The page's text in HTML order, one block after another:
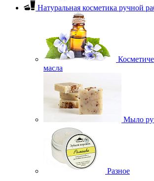
Натуральная косметика ручной
масла
Мыло
Разное